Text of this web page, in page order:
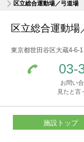
区立総合運動場／弓道場
区立総合運動場
東京都世田谷区大蔵4-6-1
03-
お問い
見たと言
施設トップ